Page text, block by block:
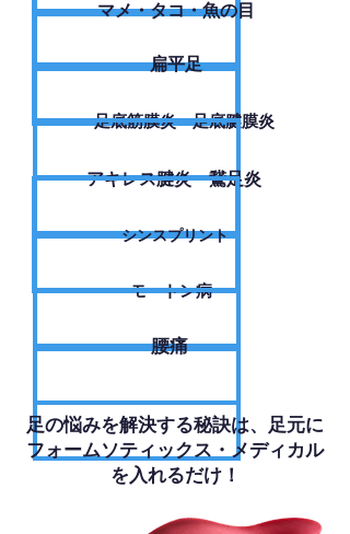
​マメ・タコ・魚の目
扁平足
足底筋膜炎・足底腱膜炎
アキレス腱炎・鵞足炎
シンスプリント
モートン病
腰痛
足の悩みを解決する秘訣は、足元に
フォームソティックス・メディカル
を入れるだけ！